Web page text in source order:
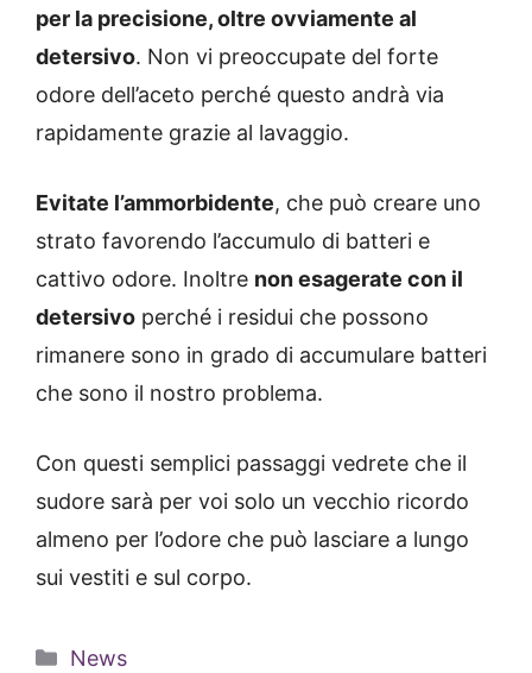
per la precisione, oltre ovviamente al
detersivo. Non vi preoccupate del forte
odore dell’aceto perché questo andrà via
rapidamente grazie al lavaggio.
Evitate l’ammorbidente, che può creare uno
strato favorendo l’accumulo di batteri e
cattivo odore. Inoltre non esagerate con il
detersivo perché i residui che possono
rimanere sono in grado di accumulare batteri
che sono il nostro problema.
Con questi semplici passaggi vedrete che il
sudore sarà per voi solo un vecchio ricordo
almeno per l’odore che può lasciare a lungo
sui vestiti e sul corpo.
Categorie
News